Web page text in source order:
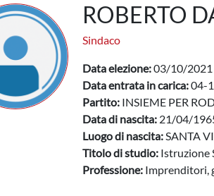
ROBERTO
Sindaco
Data elezione:03/10/2021
Data entrata in carica:04-
Partito: INSIEME PER
Data di nascita: 21/04/
Luogo di nascita:SANTA
Titolo di studio: Istruzione
Professione: Imprenditori,